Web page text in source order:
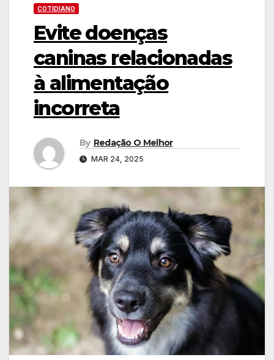
COTIDIANO
Evite doenças
caninas relacionadas
à alimentação
incorreta
By Redação O Melhor
MAR 24, 2025